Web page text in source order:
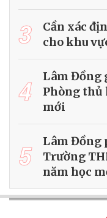
3
Cần xác
cho khu
4
Lâm Đồng
Phòng thủ
mới
5
Lâm Đồng
Trường
năm học